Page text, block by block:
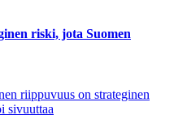
riski, jota Suomen
riippuvuus on strateginen
sivuuttaa